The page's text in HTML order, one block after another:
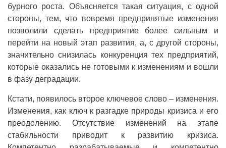
бурного роста. Объясняется такая ситуация, с одной
стороны, тем, что вовремя предпринятые изменения
позволили сделать предприятие более сильным и
перейти на новый этап развития, а, с другой стороны,
значительно снизилась конкуренция тех предприятий,
которые оказались не готовыми к изменениям и вошли
в фазу деградации.
Кстати, появилось второе ключевое слово – изменения.
Изменения, как ключ к разгадке природы кризиса и его
преодолению. Отсутствие изменений на этапе
стабильности приводит к развитию кризиса.